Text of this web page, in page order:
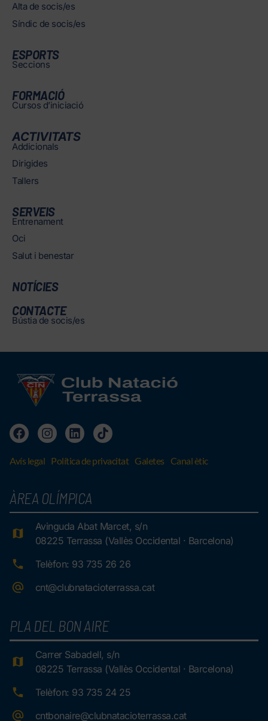
Alta de socis/es
Síndic de socis/es
ESPORTS
Seccions
FORMACIÓ
Cursos d’iniciació
ACTIVITATS
Addicionals
Dirigides
Tallers
SERVEIS
Entrenament
Oci
Salut i benestar
NOTÍCIES
CONTACTE
Bústia de socis/es
Avís legal Política de privacitat Galetes Canal ètic
ÀREA OLÍMPICA
Avinguda Abat Marcet, s/n
08225 Terrassa (Vallès Occidental · Barcelona)
Telèfon: 93 735 26 26
cnt@clubnatacioterrassa.cat
PLA DEL BON AIRE
Carrer Sabadell, s/n
08225 Terrassa (Vallès Occidental · Barcelona)
Telèfon: 93 735 24 25
cntbonaire@clubnatacioterrassa.cat